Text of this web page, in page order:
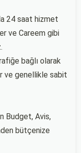
24 saat hizmet
ve Careem gibi
bağlı olarak
ve genellikle sabit
Budget, Avis,
bütçenize